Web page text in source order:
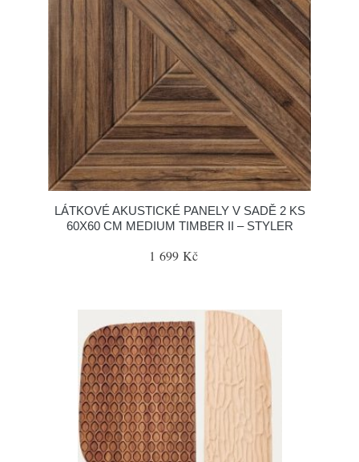
LÁTKOVÉ AKUSTICKÉ PANELY V SADĚ 2 KS
60X60 CM MEDIUM TIMBER II – STYLER
1 699 Kč